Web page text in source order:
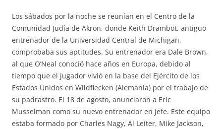
Los sábados por la noche se reunían en el Centro de la
Comunidad Judía de Akron, donde Keith Drambot, antiguo
entrenador de la Universidad Central de Michigan,
comprobaba sus aptitudes. Su entrenador era Dale Brown,
al que O’Neal conoció hace años en Europa, debido al
tiempo que el jugador vivió en la base del Ejército de los
Estados Unidos en Wildflecken (Alemania) por el trabajo de
su padrastro. El 18 de agosto, anunciaron a Eric
Musselman como su nuevo entrenador en jefe. Este equipo
estaba formado por Charles Nagy, Al Leiter, Mike Jackson,